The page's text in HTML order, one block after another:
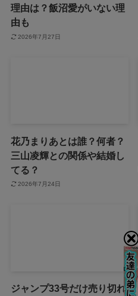
理由は？飯沼愛がいない理
由も
2026年7月27日
花乃まりあとは誰？何者？
三山凌輝との関係や結婚し
てる？
2026年7月24日
ジャンプ33号だけ売り切れ